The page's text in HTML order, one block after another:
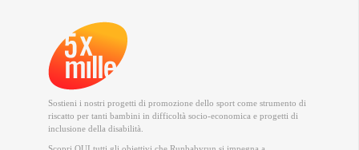
Sostieni i nostri progetti di promozione dello sport come strumento di
riscatto per tanti bambini in difficoltà socio-economica e progetti di
inclusione della disabilità.